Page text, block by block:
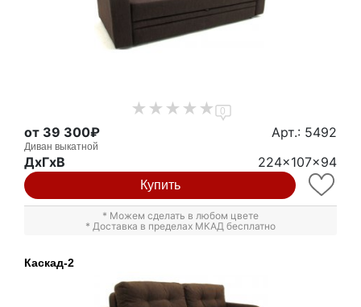
0
от 39 300₽ Арт.: 5492
Диван выкатной
ДxГxВ 224x107x94
Купить
* Можем сделать в любом цвете
* Доставка в пределах МКАД бесплатно
Каскад-2